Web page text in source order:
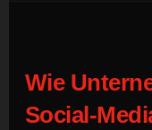
Wie
Social-